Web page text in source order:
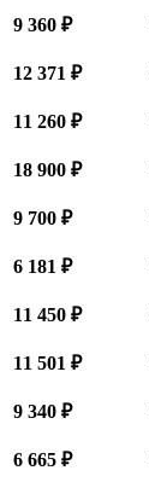
9 360 ₽
12 371 ₽
11 260 ₽
18 900 ₽
9 700 ₽
6 181 ₽
11 450 ₽
11 501 ₽
9 340 ₽
6 665 ₽